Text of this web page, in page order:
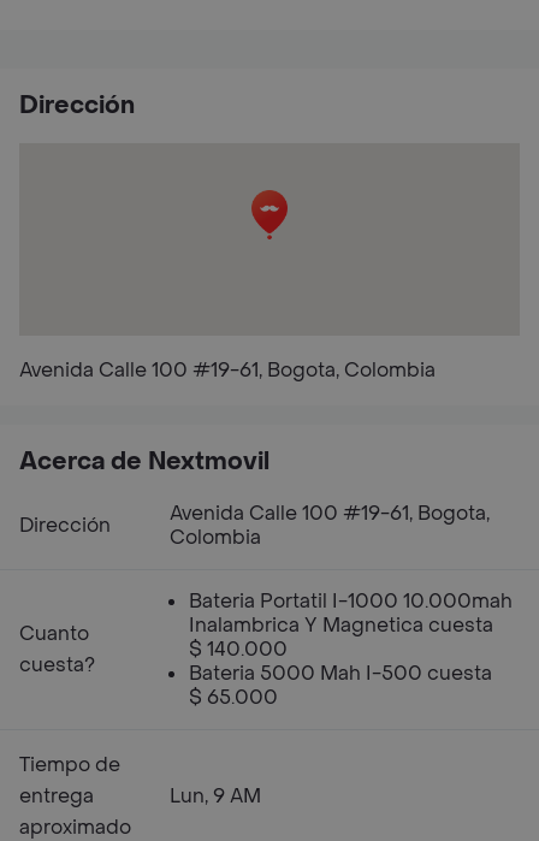
Dirección
Avenida Calle 100 #19-61, Bogota, Colombia
Acerca de Nextmovil
Dirección
Avenida Calle 100 #19-61, Bogota,
Colombia
Cuanto
cuesta?
Bateria Portatil I-1000 10.000mah
Inalambrica Y Magnetica cuesta
$ 140.000
Bateria 5000 Mah I-500 cuesta
$ 65.000
Tiempo de
entrega
aproximado
Lun, 9 AM